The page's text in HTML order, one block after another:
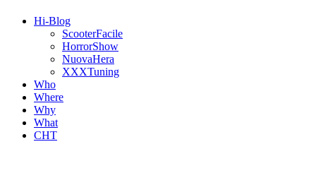
Hi-Blog
ScooterFacile
HorrorShow
NuovaHera
XXXTuning
Who
Where
Why
What
CHT